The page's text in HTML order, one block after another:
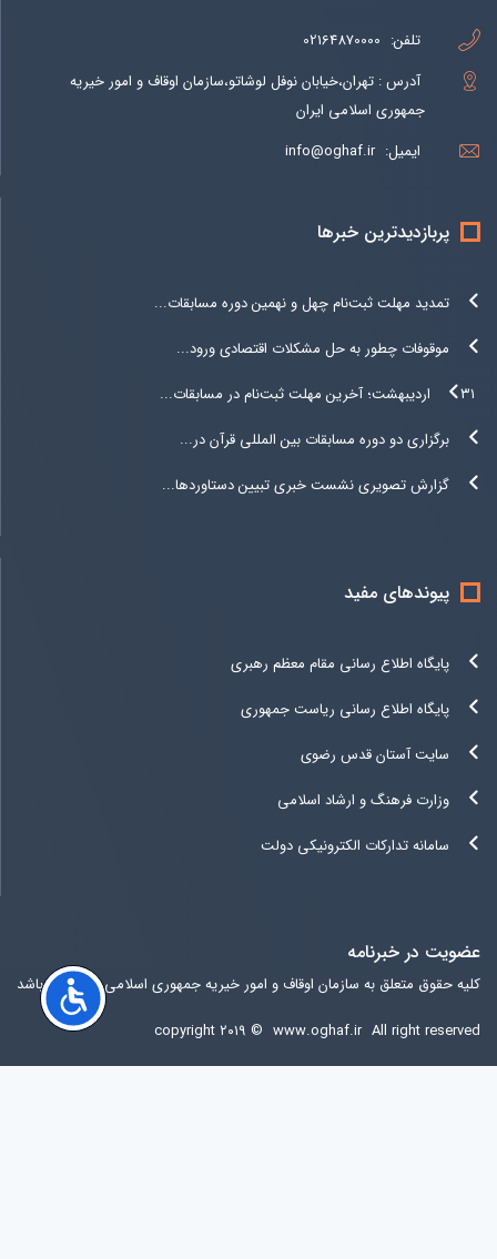
تلفن: 02164870000
آدرس : تهران،خیابان نوفل لوشاتو،سازمان اوقاف و امور خیریه
جمهوری اسلامی ایران
ایمیل: info@oghaf.ir
پربازدیدترین خبرها
تمدید مهلت ثبت‌نام چهل و نهمین دوره مسابقات...
موقوفات چطور به حل مشکلات اقتصادی ورود...
۳۱ اردیبهشت؛ آخرین مهلت ثبت‌نام در مسابقات...
برگزاری دو دوره مسابقات بین المللی قرآن در...
گزارش تصویری نشست خبری تبیین دستاوردها...
پیوندهای مفید
پایگاه اطلاع رسانی مقام معظم رهبری
پایگاه اطلاع رسانی ریاست جمهوری
سایت آستان قدس رضوی
وزارت فرهنگ و ارشاد اسلامی
سامانه تدارکات الکترونیکی دولت
عضویت در خبرنامه
کلیه حقوق متعلق به سازمان اوقاف و امور خیریه جمهوری اسلامی ایران می باشد
copyright ۲۰۱۹ © www.oghaf.ir All right reserved